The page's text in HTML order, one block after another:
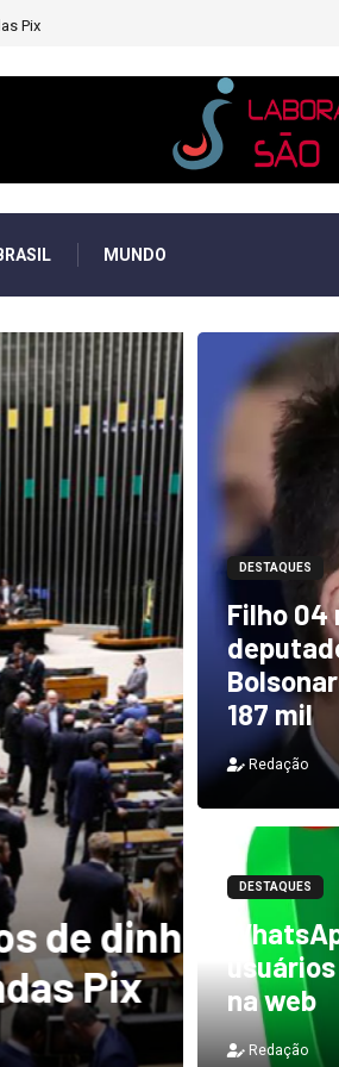
chapas são 100% femininas
MUNDO
Redação
DESTAQUES
Filho
187 mil
Redação
DESTAQUES
na web
Redação